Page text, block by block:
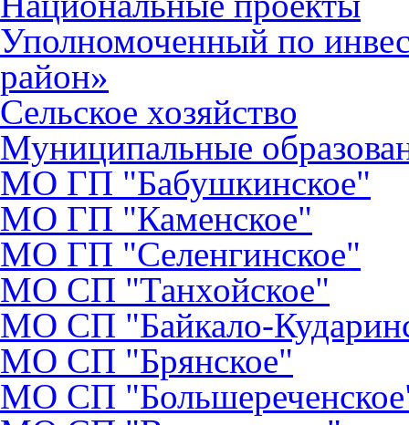
Уполномоченный по
район»
Сельское хозяйство
Муниципальные
МО ГП "Бабушкинское"
МО ГП "Каменское"
МО ГП "Селенгинское"
МО CП "Танхойское"
МО СП "Байкало-
МО СП "Брянское"
МО СП